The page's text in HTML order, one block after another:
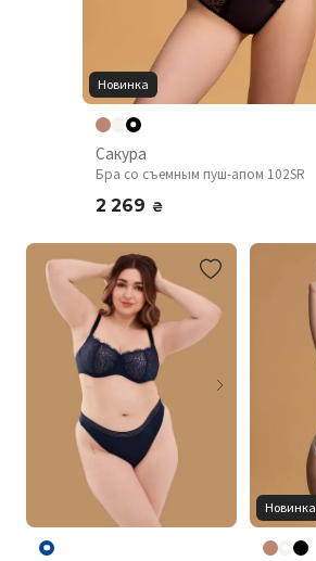
Новинка
Сакура
Бра со съемным пуш-апом 102SR
2 269 ₴
Новинка